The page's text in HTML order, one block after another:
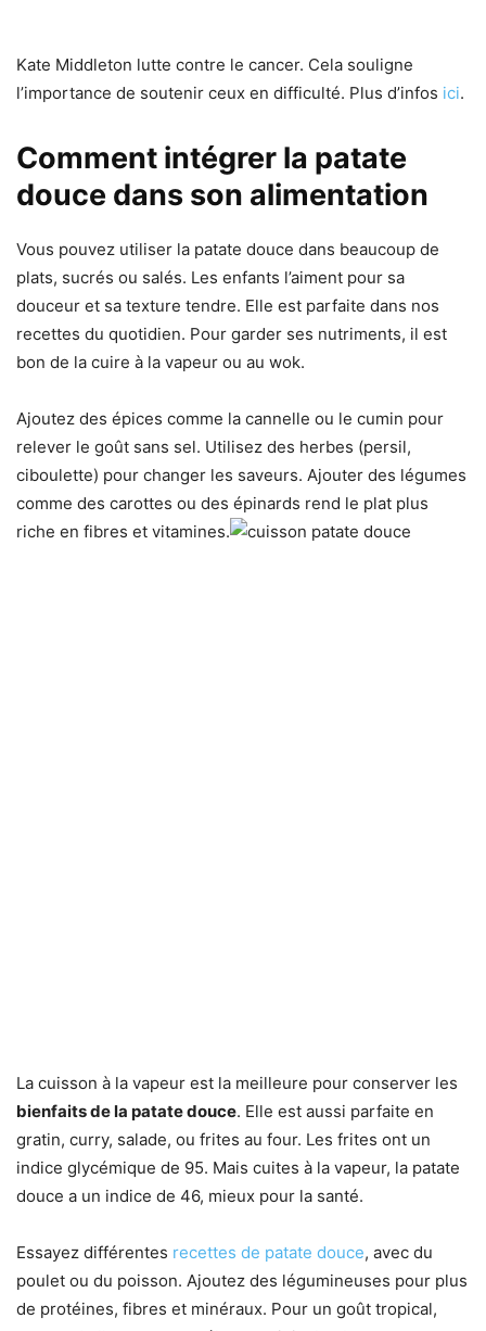
Kate Middleton lutte contre le cancer. Cela souligne
l’importance de soutenir ceux en difficulté. Plus d’infos ici.
Comment intégrer la patate
douce dans son alimentation
Vous pouvez utiliser la patate douce dans beaucoup de
plats, sucrés ou salés. Les enfants l’aiment pour sa
douceur et sa texture tendre. Elle est parfaite dans nos
recettes du quotidien. Pour garder ses nutriments, il est
bon de la cuire à la vapeur ou au wok.
Ajoutez des épices comme la cannelle ou le cumin pour
relever le goût sans sel. Utilisez des herbes (persil,
ciboulette) pour changer les saveurs. Ajouter des légumes
comme des carottes ou des épinards rend le plat plus
riche en fibres et vitamines.
La cuisson à la vapeur est la meilleure pour conserver les
bienfaits de la patate douce. Elle est aussi parfaite en
gratin, curry, salade, ou frites au four. Les frites ont un
indice glycémique de 95. Mais cuites à la vapeur, la patate
douce a un indice de 46, mieux pour la santé.
Essayez différentes recettes de patate douce, avec du
poulet ou du poisson. Ajoutez des légumineuses pour plus
de protéines, fibres et minéraux. Pour un goût tropical,